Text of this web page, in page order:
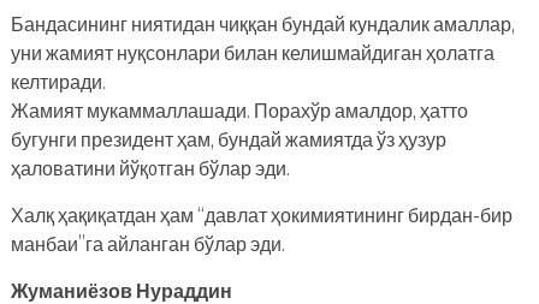
Бандасининг ниятидан чиққан бундай кундалик амаллар,
уни жамият нуқсонлари билан келишмайдиган ҳолатга
келтиради.
Жамият мукаммаллашади. Порахўр амалдор, ҳатто
бугунги президент ҳам, бундай жамиятда ўз ҳузур
ҳаловатини йўқoтган бўлар эди.
Халқ ҳақиқатдан ҳам “давлат ҳокимиятининг бирдан-бир
манбаи”га айланган бўлар эди.
Жуманиёзов Нураддин